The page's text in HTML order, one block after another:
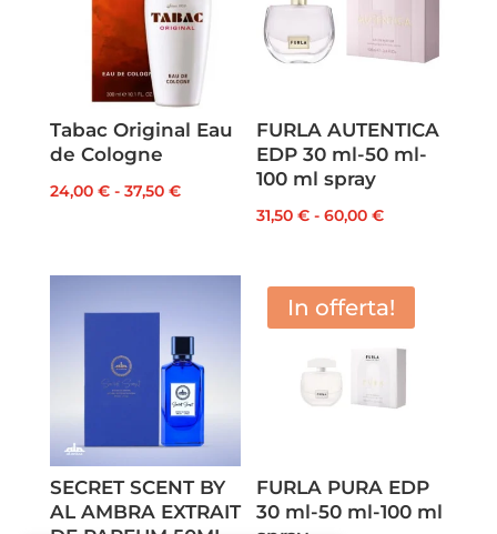
Tabac Original Eau
de Cologne
24,00 € - 37,50 €Fascia
da
a
37,50 €
FURLA AUTENTICA
EDP 30 ml-50 ml-
100 ml spray
31,50€ - 60,00€Fascia
da
31,50 €
SECRET SCENT BY
AL AMBRA EXTRAIT
In offerta!
FURLA PURA EDP
30 ml-50 ml-100 ml